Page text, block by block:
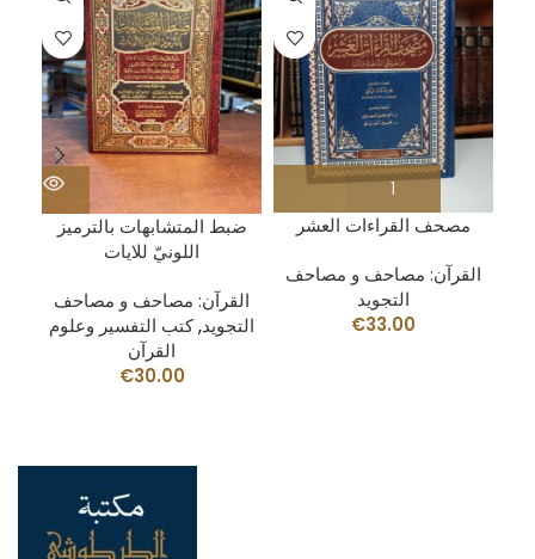
ضبط المتشابهات بالترميز
اللونيّ للايات
القرآن: مصاحف و مصاحف
التجويد,كتب التفسير وعلوم
القرآن
€30.00
مصحف القراءات العشر
القرآن: مصاحف و مصاحف
التجويد
€33.00